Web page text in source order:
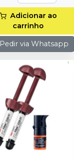
Adicionar ao
carrinho
Pedir via Whatsapp